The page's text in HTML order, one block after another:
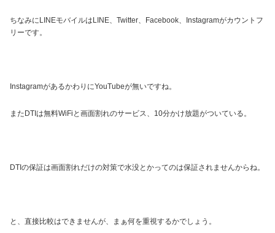
ちなみにLINEモバイルはLINE、Twitter、Facebook、Instagramがカウントフ
リーです。
InstagramがあるかわりにYouTubeが無いですね。
またDTIは無料WiFiと画面割れのサービス、10分かけ放題がついている。
DTIの保証は画面割れだけの対策で水没とかってのは保証されませんからね。
と、直接比較はできませんが、まぁ何を重視するかでしょう。